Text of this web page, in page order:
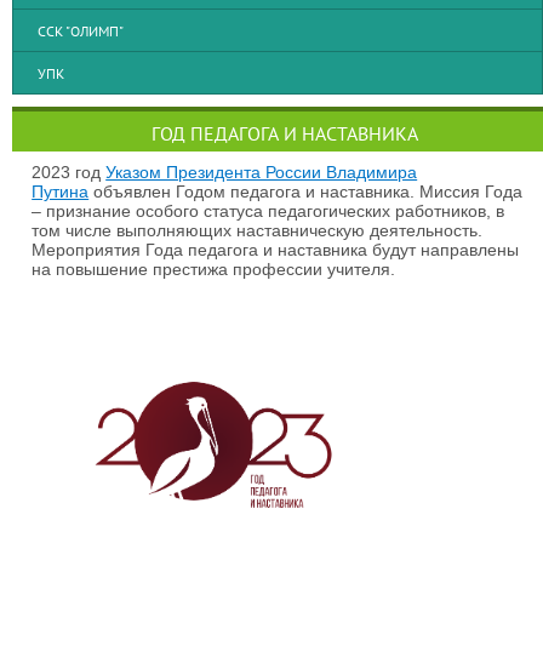
ССК "ОЛИМП"
УПК
ГОД ПЕДАГОГА И НАСТАВНИКА
2023 годУказом Президента России Владимира
Путина объявлен Годом педагога и наставника. Миссия Года
– признание особого статуса педагогических работников, в
том числе выполняющих наставническую деятельность.
Мероприятия Года педагога и наставника будут направлены
на повышение престижа профессии учителя.